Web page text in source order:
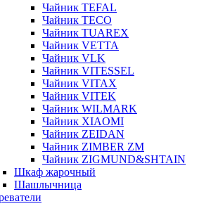
Чайник TEFAL
Чайник TECO
Чайник TUAREX
Чайник VETTA
Чайник VLK
Чайник VITESSEL
Чайник VITAX
Чайник VITEK
Чайник WILMARK
Чайник XIAOMI
Чайник ZEIDAN
Чайник ZIMBER ZM
Чайник ZIGMUND&SHTAIN
Шкаф жарочный
Шашлычница